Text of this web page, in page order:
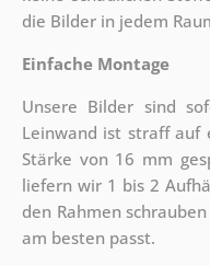
die Bilder in jedem
Einfache Montage
Unsere Bilder sind
Leinwand ist straff auf
Stärke von 16 mm
liefern wir 1 bis 2
den Rahmen
am besten passt.